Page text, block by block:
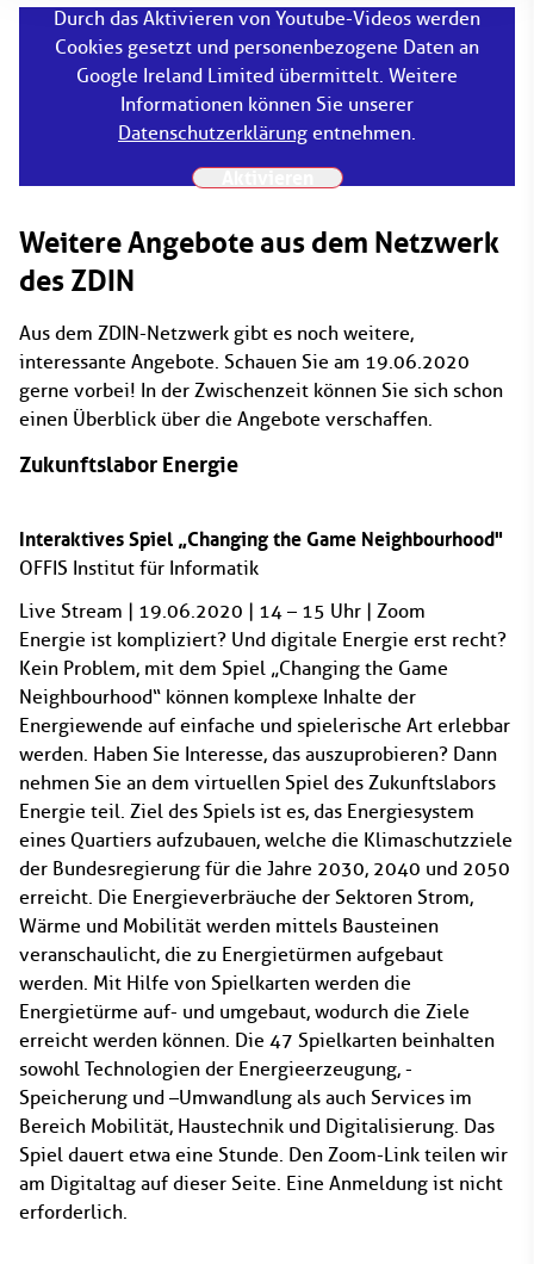
Durch das Aktivieren von Youtube-Videos werden
Cookies gesetzt und personenbezogene Daten an
Google Ireland Limited übermittelt. Weitere
Informationen können Sie unserer
Datenschutzerklärung entnehmen.
Weitere Angebote aus dem Netzwerk
des ZDIN
Aus dem ZDIN-Netzwerk gibt es noch weitere,
interessante Angebote. Schauen Sie am 19.06.2020
gerne vorbei! In der Zwischenzeit können Sie sich schon
einen Überblick über die Angebote verschaffen.
Zukunftslabor Energie
Interaktives Spiel „Changing the Game Neighbourhood"
OFFIS Institut für Informatik
Live Stream | 19.06.2020 | 14 – 15 Uhr | Zoom
Energie ist kompliziert? Und digitale Energie erst recht?
Kein Problem, mit dem Spiel „Changing the Game
Neighbourhood“ können komplexe Inhalte der
Energiewende auf einfache und spielerische Art erlebbar
werden. Haben Sie Interesse, das auszuprobieren? Dann
nehmen Sie an dem virtuellen Spiel des Zukunftslabors
Energie teil. Ziel des Spiels ist es, das Energiesystem
eines Quartiers aufzubauen, welche die Klimaschutzziele
der Bundesregierung für die Jahre 2030, 2040 und 2050
erreicht. Die Energieverbräuche der Sektoren Strom,
Wärme und Mobilität werden mittels Bausteinen
veranschaulicht, die zu Energietürmen aufgebaut
werden. Mit Hilfe von Spielkarten werden die
Energietürme auf- und umgebaut, wodurch die Ziele
erreicht werden können. Die 47 Spielkarten beinhalten
sowohl Technologien der Energieerzeugung, -
Speicherung und –Umwandlung als auch Services im
Bereich Mobilität, Haustechnik und Digitalisierung. Das
Spiel dauert etwa eine Stunde. Den Zoom-Link teilen wir
am Digitaltag auf dieser Seite. Eine Anmeldung ist nicht
erforderlich.